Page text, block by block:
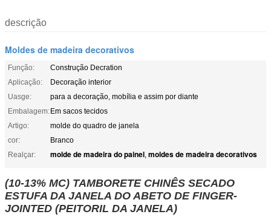
descrição
Moldes de madeira decorativos
Função:
Construção Decration
Aplicação:
Decoração interior
Uasge:
para a decoração, mobília e assim por diante
Embalagem:Em sacos tecidos
Artigo:
molde do quadro de janela
cor:
Branco
Realçar:
molde de madeira do painel, moldes de madeira decorativos
(10-13% MC) TAMBORETE CHINÊS SECADO
ESTUFA DA JANELA DO ABETO DE FINGER-
JOINTED (PEITORIL DA JANELA)